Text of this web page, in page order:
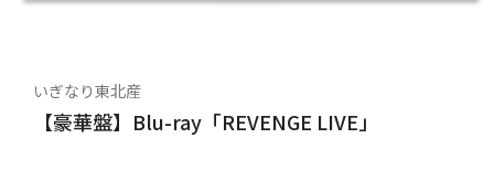
いぎなり東北産
【豪華盤】Blu-ray「REVENGE LIVE」